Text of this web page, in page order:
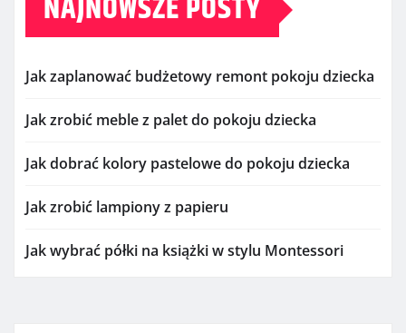
Jak zaplanować budżetowy remont pokoju dziecka
Jak zrobić meble z palet do pokoju dziecka
Jak dobrać kolory pastelowe do pokoju dziecka
Jak zrobić lampiony z papieru
Jak wybrać półki na książki w stylu Montessori